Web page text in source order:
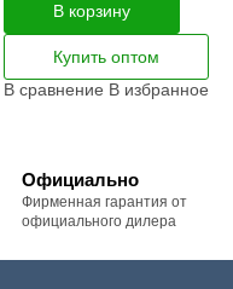
В корзину
Купить оптом
В сравнение В избранное
Официально
Фирменная гарантия от
официального дилера